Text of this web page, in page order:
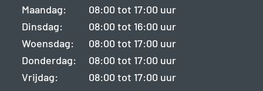
Maandag:
08:00 tot 17:00 uur
Dinsdag:
08:00 tot 16:00 uur
Woensdag:
08:00 tot 17:00 uur
Donderdag:
08:00 tot 17:00 uur
Vrijdag:
08:00 tot 17:00 uur